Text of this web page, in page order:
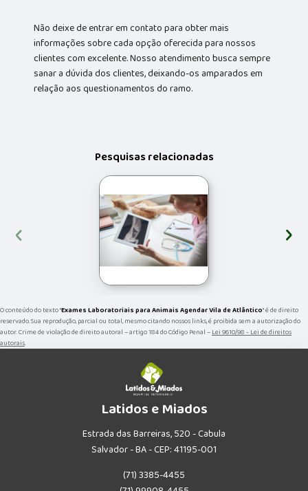
Não deixe de entrar em contato para obter mais
informações sobre cada opção oferecida para nossos
clientes com excelente. Nosso atendimento busca sempre
sanar a dúvida dos clientes, deixando-os amparados em
relação aos questionamentos do ramo.
Pesquisas relacionadas
‹ ›
O conteúdo do texto "Exames Laboratoriais para Animais Agendar Vila de Atlântico" é de direito
reservado. Sua reprodução, parcial ou total, mesmo citando nossos links, é proibida sem a autorização do
autor. Crime de violação de direito autoral – artigo 184 do Código Penal –Lei 9610/98 - Lei de direitos
autorais.
Latidos e Miados
Estrada das Barreiras, 520 - Cabula
Salvador - BA - CEP: 41195-001
(71) 3385-4455